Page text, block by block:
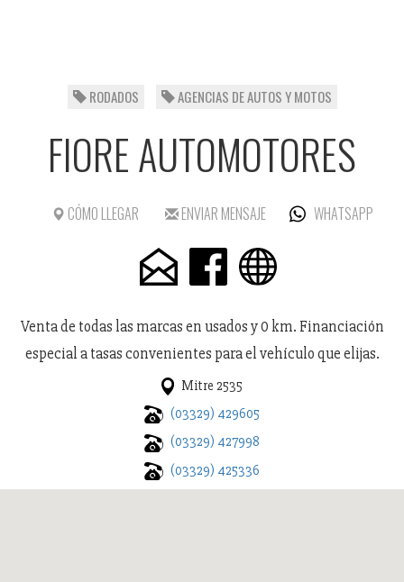
RODADOS AGENCIAS DE AUTOS Y MOTOS
FIORE AUTOMOTORES
CÓMO LLEGAR ENVIAR MENSAJE WHATSAPP
Venta de todas las marcas en usados y 0 km. Financiación
especial a tasas convenientes para el vehículo que elijas.
Mitre 2535
(03329) 429605
(03329) 427998
(03329) 425336